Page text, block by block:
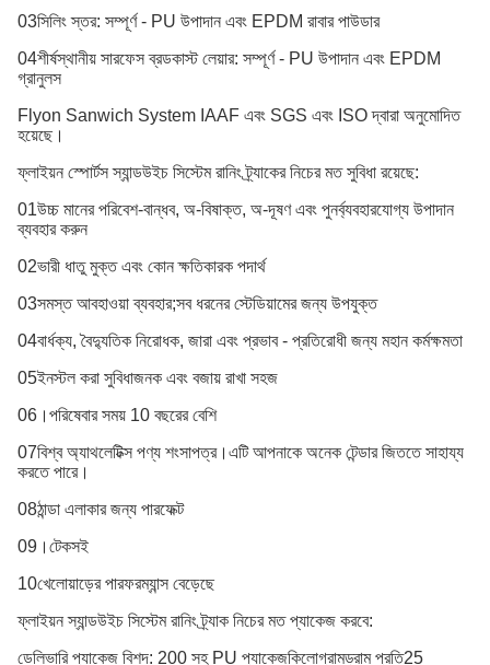
03সিলিং স্তর: সম্পূর্ণ - PU উপাদান এবং EPDM রাবার পাউডার
04শীর্ষস্থানীয় সারফেস ব্রডকাস্ট লেয়ার: সম্পূর্ণ - PU উপাদান এবং EPDM
গ্রানুলস
Flyon Sanwich System IAAF এবং SGS এবং ISO দ্বারা অনুমোদিত
হয়েছে।
ফ্লাইয়ন স্পোর্টস স্যান্ডউইচ সিস্টেম রানিং ট্র্যাকের নিচের মত সুবিধা রয়েছে:
01উচ্চ মানের পরিবেশ-বান্ধব, অ-বিষাক্ত, অ-দূষণ এবং পুনর্ব্যবহারযোগ্য উপাদান
ব্যবহার করুন
02ভারী ধাতু মুক্ত এবং কোন ক্ষতিকারক পদার্থ
03সমস্ত আবহাওয়া ব্যবহার;সব ধরনের স্টেডিয়ামের জন্য উপযুক্ত
04বার্ধক্য, বৈদ্যুতিক নিরোধক, জারা এবং প্রভাব - প্রতিরোধী জন্য মহান কর্মক্ষমতা
05ইনস্টল করা সুবিধাজনক এবং বজায় রাখা সহজ
06।পরিষেবার সময় 10 বছরের বেশি
07বিশ্ব অ্যাথলেটিক্স পণ্য শংসাপত্র।এটি আপনাকে অনেক টেন্ডার জিততে সাহায্য
করতে পারে।
08ঠান্ডা এলাকার জন্য পারফেক্ট
09।টেকসই
10খেলোয়াড়ের পারফরম্যান্স বেড়েছে
ফ্লাইয়ন স্যান্ডউইচ সিস্টেম রানিং ট্র্যাক নিচের মত প্যাকেজ করবে:
ডেলিভারি প্যাকেজ বিশদ: 200 সহ PU প্যাকেজকিলোগ্রামড্রাম প্রতি25